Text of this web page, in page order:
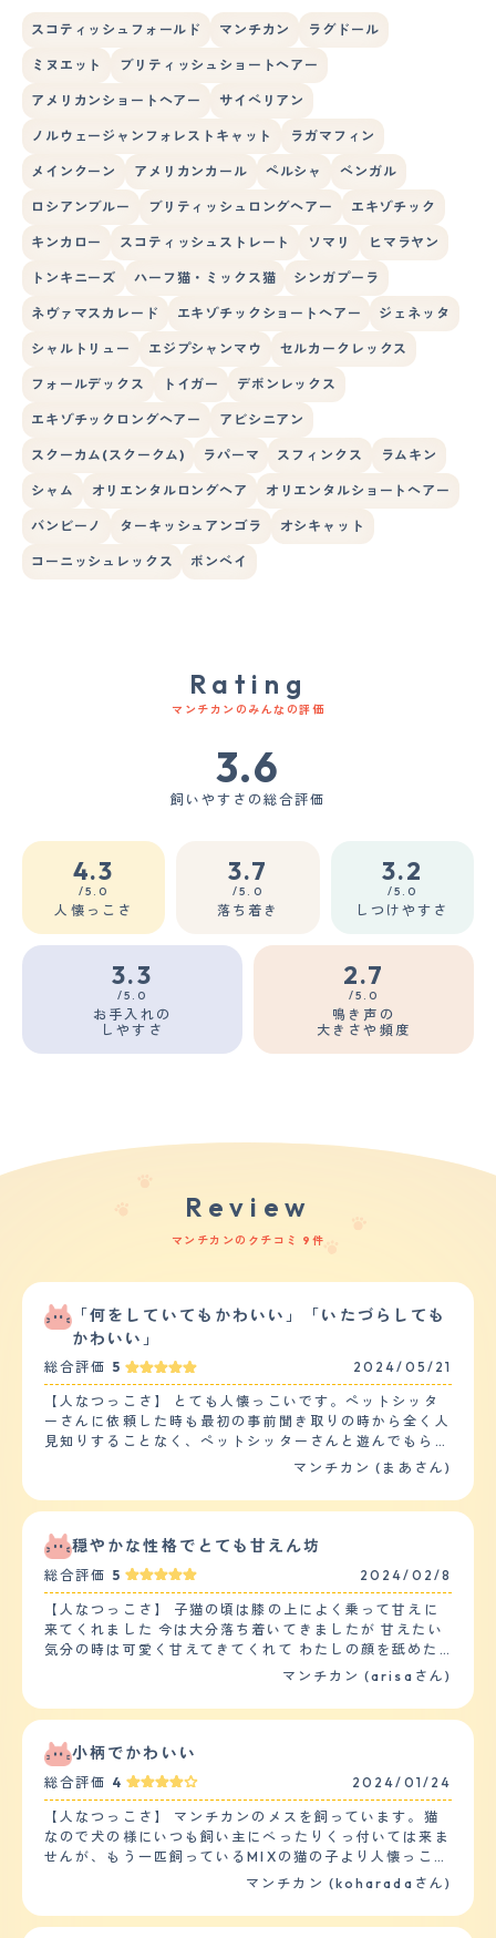
スコティッシュフォールド マンチカン ラグドール
ミヌエット ブリティッシュショートヘアー
アメリカンショートヘアー サイベリアン
ノルウェージャンフォレストキャット ラガマフィン
メインクーン アメリカンカール ペルシャ ベンガル
ロシアンブルー ブリティッシュロングヘアー エキゾチック
キンカロー スコティッシュストレート ソマリ ヒマラヤン
トンキニーズ ハーフ猫・ミックス猫 シンガプーラ
ネヴァマスカレード エキゾチックショートヘアー ジェネッタ
シャルトリュー エジプシャンマウ セルカークレックス
フォールデックス トイガー デボンレックス
エキゾチックロングヘアー アビシニアン
スクーカム(スクークム) ラパーマ スフィンクス ラムキン
シャム オリエンタルロングヘア オリエンタルショートヘアー
バンビーノ ターキッシュアンゴラ オシキャット
コーニッシュレックス ボンベイ
Rating
マンチカンのみんなの評価
3.6
飼いやすさの総合評価
4.3
/5.0
人懐っこさ
3.7
/5.0
落ち着き
3.2
/5.0
しつけやすさ
3.3
/5.0
お手入れの
しやすさ
2.7
/5.0
鳴き声の
大きさや頻度
Review
マンチカンのクチコミ 9件
「何をしていてもかわいい」「いたづらしても
かわいい」
総合評価 5 2024/05/21
【人なつっこさ】 とても人懐っこいです。ペットシッタ
ーさんに依頼した時も最初の事前聞き取りの時から全く人
見知りすることなく、ペットシッターさんと遊んでもらっ
て喜んでいるようでした。３日間お願いしたのですが、そ
くストレスを感じている様子もなかったです。 また、子
ストレスがあったようですが、その後はお互いグルーミン
グをして仲良く出来たので安心しました。 【落ち着き】
子猫の時からお迎えし今３歳になろうとしますが、最初か
らのんびりした性格で、猫じゃらしにもそこまで興奮する
ことなくのんびりゆっくり遊んでいる様子が伺えます。食
べることが大好きなのですが、食べ終わった後も、もう一
匹の猫ちゃんのもご飯を奪うことはなく、残したら申し訳
なさそうに残ったお皿の方に向かい食べています。とても
日に２、３回は家の端から端まで走り回ってストレスを発
散しているみたいです。 【しつけやすさ】 猫なので、し
つけというしつけはしていません。今までトイレも必敗す
ることはほとんどないです。キッチンに上がったりした時
は危ないので「危ないよ?」と言ったら言葉がわかってる
のか？見つかった！という顔をして逃げていきます。家の
中は比較的広くを走りまわっています。 【お手入れ】 毛
の長さは短毛です。質感はふわふわしている方だと思いま
ん。 猫なのでカットはしてません。 今のところ健康に問
マンチカン (まあさん)
穏やかな性格でとても甘えん坊
総合評価 5 2024/02/8
【人なつっこさ】 子猫の頃は膝の上によく乗って甘えに
来てくれました 今は大分落ち着いてきましたが 甘えたい
気分の時は可愛く甘えてきてくれて わたしの顔を舐めた
なので自分からは食ってかかることもなく おっとりとし
によくふみふみしていてそれもとてもかわいいです。 最
近よく喋るようになりました 【落ち着き】 成猫になった
のもありますが 子猫の時と比べてあまり甘えなくなりま
した。 遊びにもあまり興味がないようです。 関心がない
わけではないですが 新しいおもちゃを出してきてもふー
ん、と言う感じで 一瞥して終わりです 今は静かに窓から
景色を見てます 【しつけやすさ】 うちにきた当初から 人
馴れしていたのであまりしつけは必要ありませんでした
が家でくつろいでいました 猫なので基本的には散歩しま
マンチカン (arisaさん)
小柄でかわいい
総合評価 4 2024/01/24
【人なつっこさ】 マンチカンのメスを飼っています。猫
なので犬の様にいつも飼い主にべったりくっ付いては来ま
せんが、もう一匹飼っているMIXの猫の子より人懐っこい
と思います。猫と人間の寝室を分けているのですが、朝の
たいです～」というような か細い声で鳴いて甘えていま
マンチカン (koharadaさん)